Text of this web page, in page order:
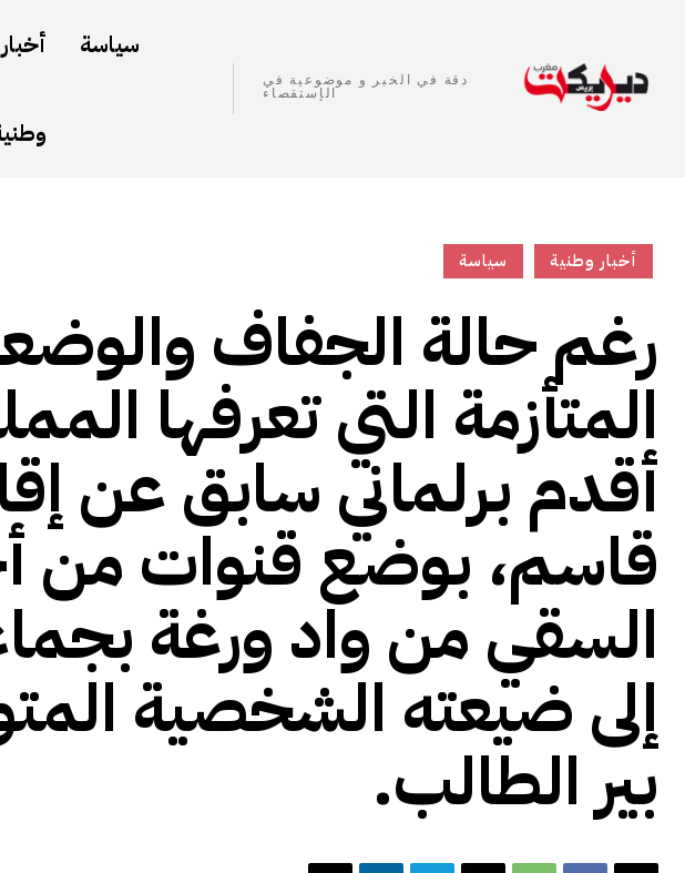
دقة في الخبر و موضوعية في
الإستقصاء
سياسة أخبار
أخبار وطنية سياسة
رغم حالة الجفاف
المتأزمة التي تعرفها
أقدم برلماني سابق عن
قاسم، بوضع قنوات من
السقي من واد ورغة
إلى ضيعته الشخصية
بير الطالب.